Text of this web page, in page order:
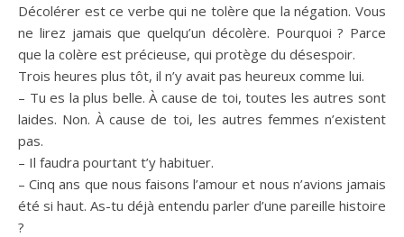
Décolérer est ce verbe qui ne tolère que la négation. Vous
ne lirez jamais que quelqu’un décolère. Pourquoi ? Parce
que la colère est précieuse, qui protège du désespoir.
Trois heures plus tôt, il n’y avait pas heureux comme lui.
– Tu es la plus belle. À cause de toi, toutes les autres sont
laides. Non. À cause de toi, les autres femmes n’existent
pas.
– Il faudra pourtant t’y habituer.
– Cinq ans que nous faisons l’amour et nous n’avions jamais
été si haut. As-tu déjà entendu parler d’une pareille histoire
?